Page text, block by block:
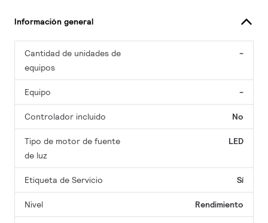
Información general
Cantidad de unidades de
equipos
-
Equipo -
Controlador incluido No
Tipo de motor de fuente
de luz
LED
Etiqueta de Servicio Sí
Nivel Rendimiento